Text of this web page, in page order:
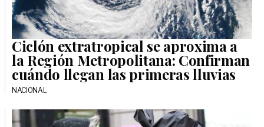
Ciclón extratropical se aproxima a
la Región Metropolitana: Confirman
cuándo llegan las primeras lluvias
NACIONAL